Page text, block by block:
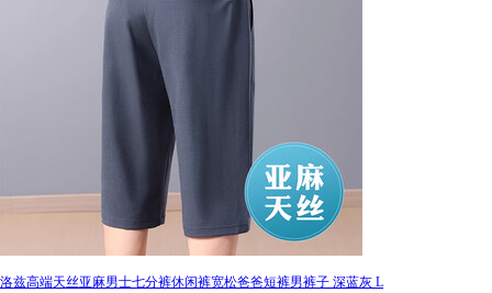
洛兹高端天丝亚麻男士七分裤休闲裤宽松爸爸短裤男裤子 深蓝灰 L